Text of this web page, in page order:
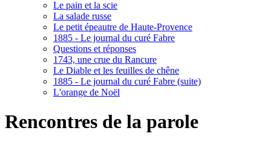
Le pain et la scie
La salade russe
Le petit épeautre de Haute-Provence
1885 - Le journal du curé Fabre
Questions et réponses
1743, une crue du Rancure
Le Diable et les feuilles de chêne
1885 - Le journal du curé Fabre (suite)
L'orange de Noël
Rencontres de la parole